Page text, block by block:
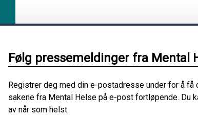
Følg pressemeldinger fra Mental
Registrer deg med din e-postadresse under for å få
sakene fra Mental Helse på e-post fortløpende. Du
av når som helst.